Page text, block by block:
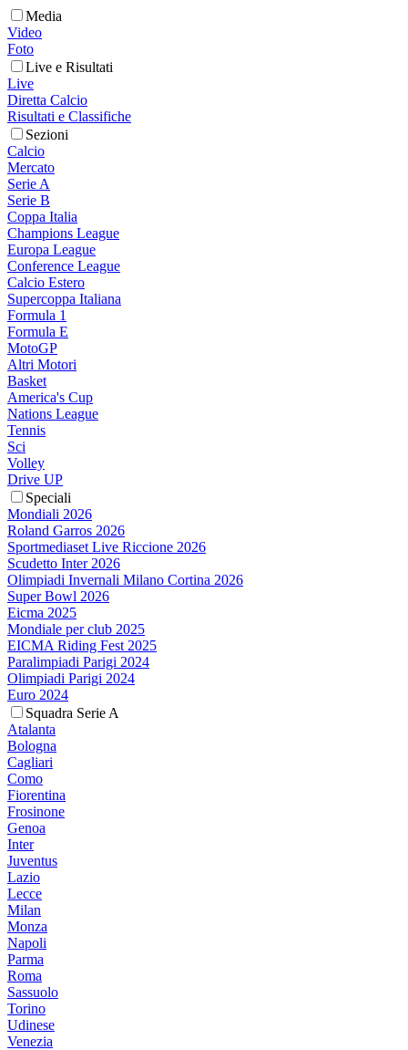
Media
Video
Foto
Live e Risultati
Live
Diretta Calcio
Risultati e Classifiche
Sezioni
Calcio
Mercato
Serie A
Serie B
Coppa Italia
Champions League
Europa League
Conference League
Calcio Estero
Supercoppa Italiana
Formula 1
Formula E
MotoGP
Altri Motori
Basket
America's Cup
Nations League
Tennis
Sci
Volley
Drive UP
Speciali
Mondiali 2026
Roland Garros 2026
Sportmediaset Live Riccione 2026
Scudetto Inter 2026
Olimpiadi Invernali Milano Cortina 2026
Super Bowl 2026
Eicma 2025
Mondiale per club 2025
EICMA Riding Fest 2025
Paralimpiadi Parigi 2024
Olimpiadi Parigi 2024
Euro 2024
Squadra Serie A
Atalanta
Bologna
Cagliari
Como
Fiorentina
Frosinone
Genoa
Inter
Juventus
Lazio
Lecce
Milan
Monza
Napoli
Parma
Roma
Sassuolo
Torino
Udinese
Venezia